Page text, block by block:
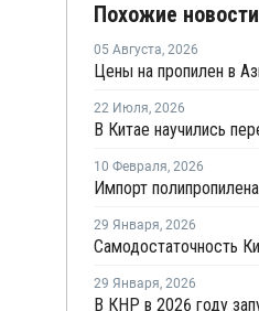
Похожие новости
05 Августа, 2026
22 Июля, 2026
10 Февраля, 2026
29 Января, 2026
29 Января, 2026